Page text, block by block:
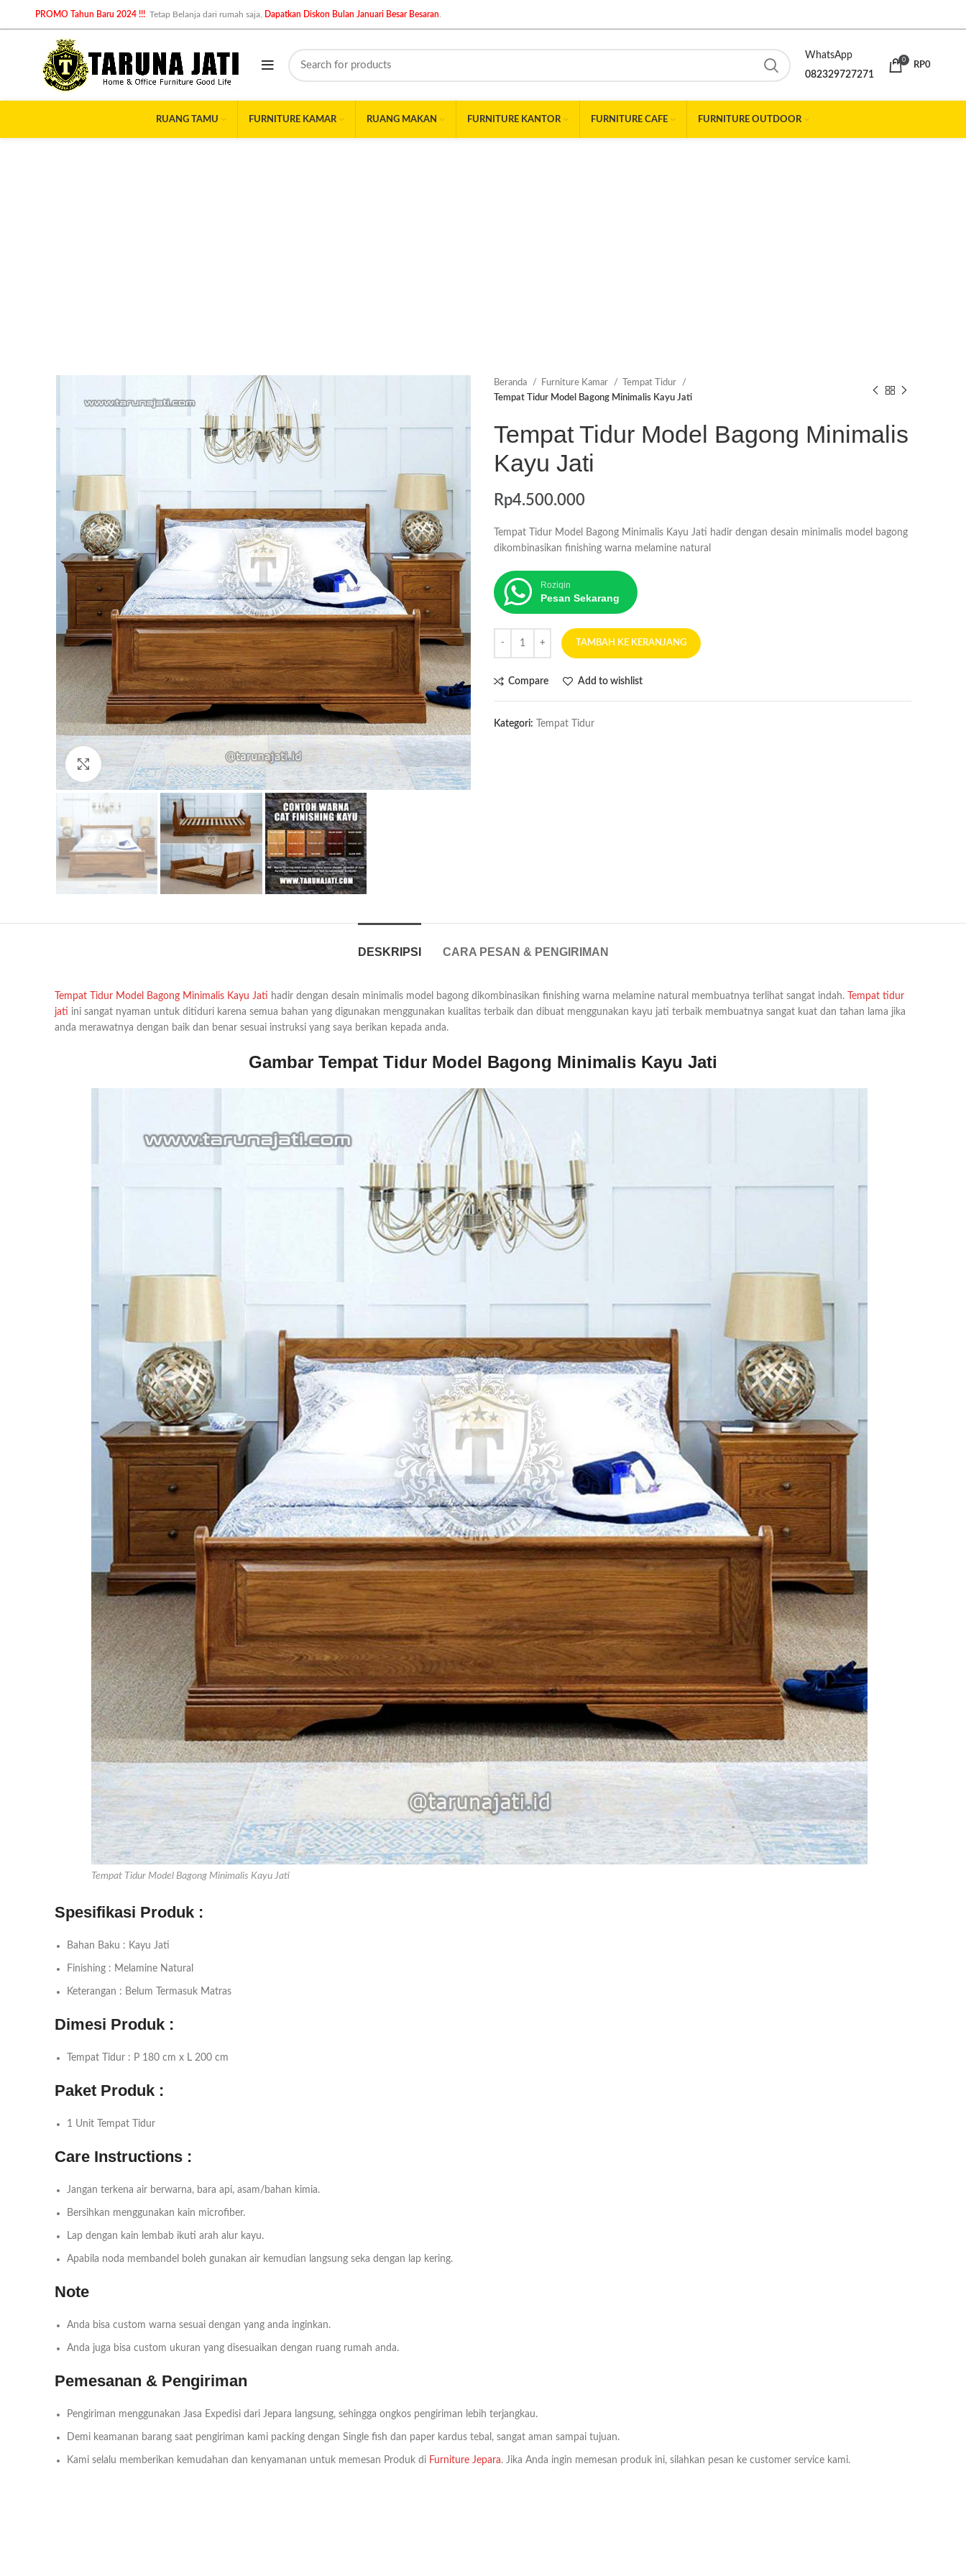
PROMO Tahun Baru 2024 !!! Tetap Belanja dari rumah saja, Dapatkan Diskon Bulan Januari Besar Besaran
WhatsApp
082329727271
0
RP0
RUANG TAMU FURNITURE KAMAR RUANG MAKAN FURNITURE KANTOR FURNITURE CAFE FURNITURE OUTDOOR
Click to enlarge
Beranda Furniture Kamar
Tempat Tidur
Tempat Tidur Model Bagong Minimalis Kayu Jati
Tempat Tidur Model Bagong Minimalis
Kayu Jati
Rp4.500.000
Tempat Tidur Model Bagong Minimalis Kayu Jati hadir dengan desain minimalis model bagong
dikombinasikan finishing warna melamine natural
Roziqin
Pesan Sekarang
TAMBAH KE KERANJANG
Compare Add to wishlist
Kategori: Tempat Tidur
DESKRIPSI CARA PESAN & PENGIRIMAN
Tempat Tidur Model Bagong Minimalis Kayu Jati hadir dengan desain minimalis model bagong dikombinasikan finishing warna melamine natural membuatnya terlihat sangat indah.
Tempat tidur
jati ini sangat nyaman untuk ditiduri karena semua bahan yang digunakan menggunakan kualitas terbaik dan dibuat menggunakan kayu jati terbaik membuatnya sangat kuat dan tahan lama jika
anda merawatnya dengan baik dan benar sesuai instruksi yang saya berikan kepada anda.
Gambar Tempat Tidur Model Bagong Minimalis Kayu Jati
Tempat Tidur Model Bagong Minimalis Kayu Jati
Spesifikasi Produk :
Bahan Baku : Kayu Jati
Finishing : Melamine Natural
Keterangan : Belum Termasuk Matras
Dimesi Produk :
Tempat Tidur : P 180 cm x L 200 cm
Paket Produk :
1 Unit Tempat Tidur
Care Instructions :
Jangan terkena air berwarna, bara api, asam/bahan kimia.
Bersihkan menggunakan kain microfiber.
Lap dengan kain lembab ikuti arah alur kayu.
Apabila noda membandel boleh gunakan air kemudian langsung seka dengan lap kering.
Note
Anda bisa custom warna sesuai dengan yang anda inginkan.
Anda juga bisa custom ukuran yang disesuaikan dengan ruang rumah anda.
Pemesanan & Pengiriman
Pengiriman menggunakan Jasa Expedisi dari Jepara langsung, sehingga ongkos pengiriman lebih terjangkau.
Demi keamanan barang saat pengiriman kami packing dengan Single fish dan paper kardus tebal, sangat aman sampai tujuan.
Kami selalu memberikan kemudahan dan kenyamanan untuk memesan Produk di Furniture Jepara. Jika Anda ingin memesan produk ini, silahkan pesan ke customer service kami.